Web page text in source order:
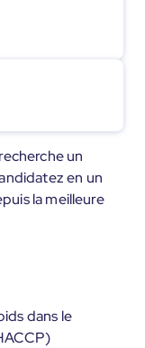
un
en un
la meilleure
dans le